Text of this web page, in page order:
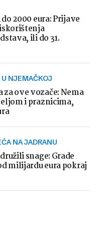
2000 eura: Prijave
ili do 31.
U NJEMAČKOJ
ove vozače: Nema
i praznicima,
NA JADRANU
snage: Grade
milijardu eura pokraj